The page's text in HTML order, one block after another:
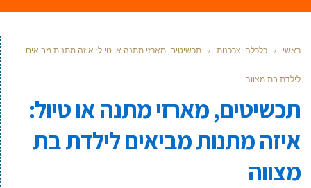
ראשי » כלכלה וצרכנות » תכשיטים, מארזי מתנה או טיול: איזה מתנות מביאים
לילדת בת מצווה
תכשיטים, מארזי מתנה או טיול:
איזה מתנות מביאים לילדת בת
מצווה